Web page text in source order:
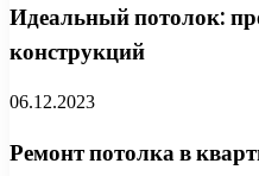
Идеальный потолок:
конструкций
06.12.2023
Ремонт потолка в